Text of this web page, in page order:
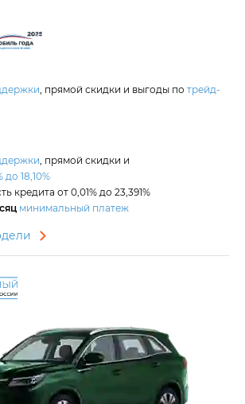
, прямой скидки и выгоды по трейд-
, прямой скидки и
до 18,10%
кредита от 0,01% до 23,391%
минимальный платеж